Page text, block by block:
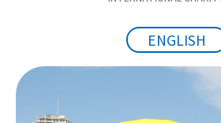
ENGLISH